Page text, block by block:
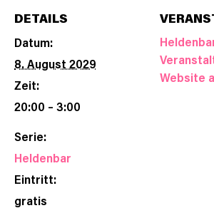
DETAILS
Datum:
8. August 2029
Zeit:
20:00 – 3:00
Serie:
Heldenbar
Eintritt:
gratis
Website